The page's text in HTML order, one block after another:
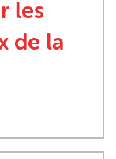
les
de la